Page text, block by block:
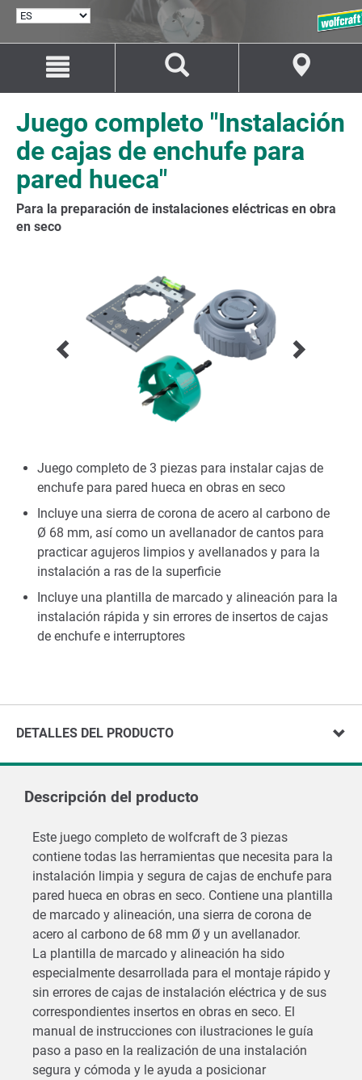
SELECCIONAR
contenido
la
navegación
Juego completo "Instalación
de cajas de enchufe para
pared hueca"
Para la preparación de instalaciones eléctricas en obra
en seco
Juego completo de 3 piezas para instalar cajas de
enchufe para pared hueca en obras en seco
Incluye una sierra de corona de acero al carbono de
Ø 68 mm, así como un avellanador de cantos para
practicar agujeros limpios y avellanados y para la
instalación a ras de la superficie
Incluye una plantilla de marcado y alineación para la
instalación rápida y sin errores de insertos de cajas
de enchufe e interruptores
DETALLES DEL PRODUCTO
Descripción del producto
Este juego completo de wolfcraft de 3 piezas
contiene todas las herramientas que necesita para la
instalación limpia y segura de cajas de enchufe para
pared hueca en obras en seco. Contiene una plantilla
de marcado y alineación, una sierra de corona de
acero al carbono de 68 mm Ø y un avellanador.
La plantilla de marcado y alineación ha sido
especialmente desarrollada para el montaje rápido y
sin errores de cajas de instalación eléctrica y de sus
correspondientes insertos en obras en seco. El
manual de instrucciones con ilustraciones le guía
paso a paso en la realización de una instalación
segura y cómoda y le ayuda a posicionar